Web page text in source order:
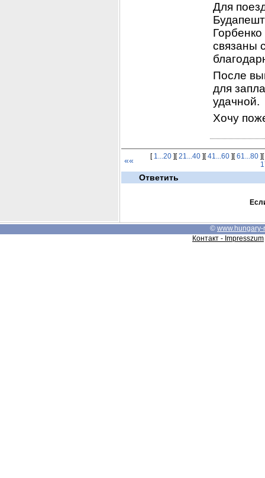
Для
связаны
После
для
удачной.
Хочу
«« [ 1...20 ][21...40 ][41...60 ][61...80 ][
Ответить
© www.hungary-
Контакт - Impresszum